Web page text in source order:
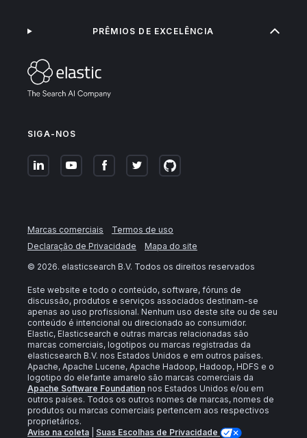
SIGA-NOS
PRÊMIOS DE EXCELÊNCIA
Marcas comerciais
Termos de uso
Declaração de Privacidade
Mapa do site
© 2026. elasticsearch B.V. Todos os direitos reservados
Este website e todo o conteúdo, software, fóruns de
discussão, produtos e serviços associados destinam-se
apenas ao uso profissional. Nenhum uso deste site ou de seu
conteúdo é intencional ou direcionado ao consumidor.
Elastic, Elasticsearch e outras marcas relacionadas são
marcas comerciais, logotipos ou marcas registradas da
elasticsearch B.V. nos Estados Unidos e em outros países.
Apache, Apache Lucene, Apache Hadoop, Hadoop, HDFS e o
logotipo do elefante amarelo são marcas comerciais da
Apache Software Foundation nos Estados Unidos e/ou em
outros países. Todos os outros nomes de marcas, nomes de
produtos ou marcas comerciais pertencem aos respectivos
proprietários.
Aviso na coleta
Suas Escolhas de Privacidade